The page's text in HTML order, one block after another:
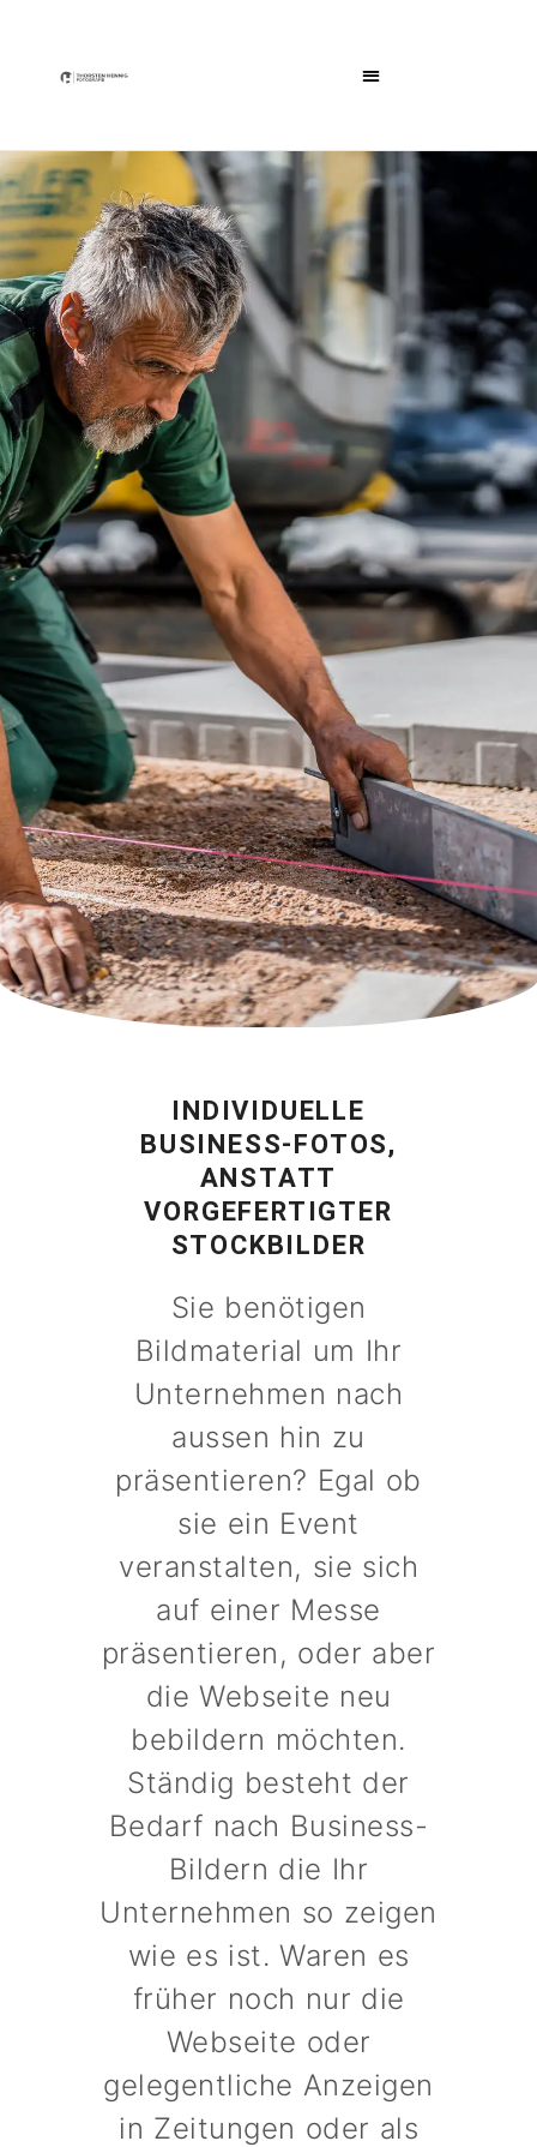
INDIVIDUELLE
BUSINESS-FOTOS,
ANSTATT
VORGEFERTIGTER
STOCKBILDER
Sie benötigen
Bildmaterial um Ihr
Unternehmen nach
aussen hin zu
präsentieren? Egal ob
sie ein Event
veranstalten, sie sich
auf einer Messe
präsentieren, oder aber
die Webseite neu
bebildern möchten.
Ständig besteht der
Bedarf nach Business-
Bildern die Ihr
Unternehmen so zeigen
wie es ist. Waren es
früher noch nur die
Webseite oder
gelegentliche Anzeigen
in Zeitungen oder als